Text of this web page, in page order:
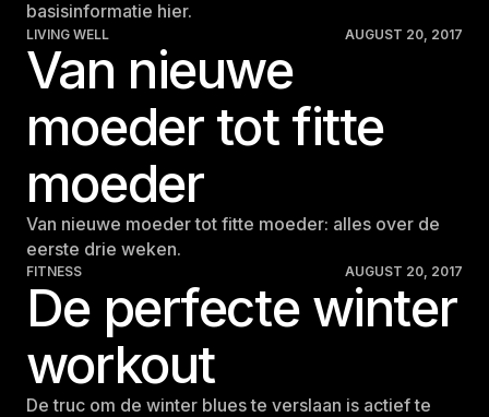
basisinformatie hier.
LIVING WELL AUGUST 20, 2017
Van nieuwe
moeder tot fitte
moeder
Van nieuwe moeder tot fitte moeder: alles over de
eerste drie weken.
FITNESS AUGUST 20, 2017
De perfecte winter
workout
De truc om de winter blues te verslaan is actief te